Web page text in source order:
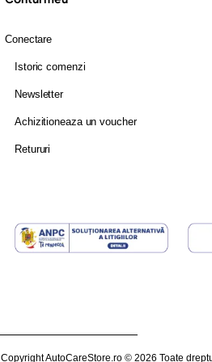
Conectare
Istoric comenzi
Newsletter
Achizitioneaza un voucher
Retururi
Copyright AutoCareStore.ro © 2026 Toate